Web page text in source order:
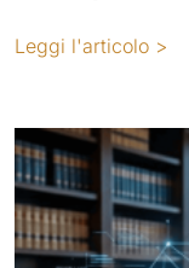
Leggi l'articolo >